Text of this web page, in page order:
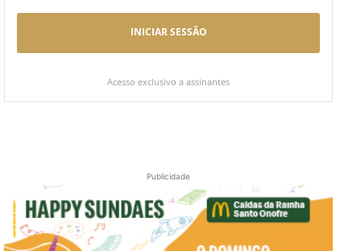
INICIAR SESSÃO
Acesso exclusivo a assinantes
Publicidade